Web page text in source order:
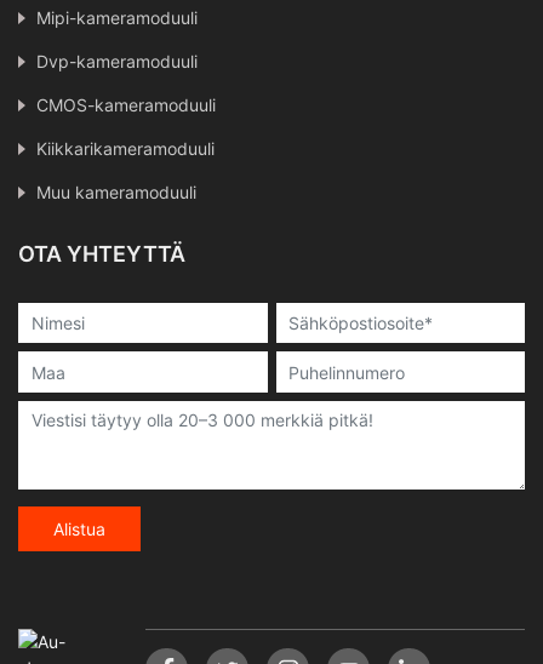
Mipi-kameramoduuli
Dvp-kameramoduuli
CMOS-kameramoduuli
Kiikkarikameramoduuli
Muu kameramoduuli
OTA YHTEYTTÄ
Alistua